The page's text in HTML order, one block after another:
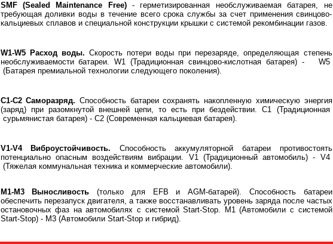
SMF (Sealed Maintenance Free)- герметизированная необслуживаемая батарея, не
требующая доливки воды в течение всего срока службы за счет применения свинцово-
кальциевых сплавов и специальной конструкции крышки с системой рекомбинации газов.
W1-W5 Расход воды. Скорость потери воды при перезаряде, определяющая степень
необслуживаемости батареи. W1 (Традиционная свинцово-кислотная батарея) - W5
(Батарея премиальной технологии следующего поколения).
С1-С2 Саморазряд. Способность батареи сохранять накопленную химическую энергия
(заряд) при разомкнутой внешней цепи, то есть при бездействии. С1 (Традиционная
сурьмянистая батарея) - С2 (Современная кальциевая батарея).
V1-V4 Виброустойчивость. Способность аккумуляторной батареи противостоять
потенциально опасным воздействиям вибрации. V1 (Традиционный автомобиль) - V4
(Тяжелая коммунальная техника и коммерческие автомобили).
М1-М3 Выносливость (только для EFB и AGM-батарей). Способность батареи
обеспечить перезапуск двигателя, а также восстанавливать уровень заряда после частых
остановочных фаз на автомобилях с системой Start-Stop. М1 (Автомобили с системой
Start-Stop) - M3 (Автомобили Start-Stop и гибрид).